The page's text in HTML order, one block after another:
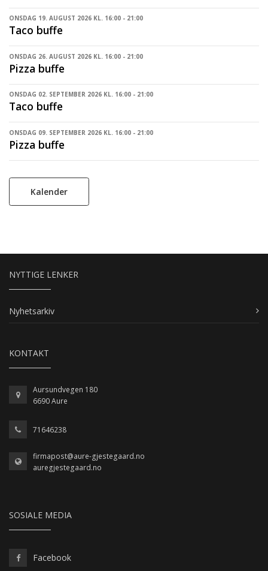
ONSDAG 19. AUGUST 2026 KL. 16:00 - 21:00
Taco buffe
ONSDAG 26. AUGUST 2026 KL. 16:00 - 21:00
Pizza buffe
ONSDAG 02. SEPTEMBER 2026 KL. 16:00 - 21:00
Taco buffe
ONSDAG 09. SEPTEMBER 2026 KL. 16:00 - 21:00
Pizza buffe
Kalender
NYTTIGE LENKER
Nyhetsarkiv
KONTAKT
Aursundvegen 180
6690 Aure
71646238
firmapost@aure-gjestegaard.no
auregjestegaard.no
SOSIALE MEDIA
Facebook